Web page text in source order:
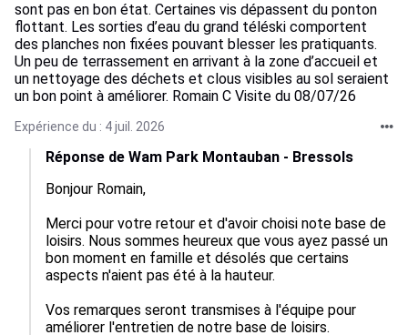
sont pas en bon état. Certaines vis dépassent du ponton
flottant. Les sorties d’eau du grand téléski comportent
des planches non fixées pouvant blesser les pratiquants.
Un peu de terrassement en arrivant à la zone d’accueil et
un nettoyage des déchets et clous visibles au sol seraient
un bon point à améliorer. Romain C Visite du 08/07/26
Expérience du : 4 juil. 2026
Réponse de Wam Park Montauban - Bressols
Bonjour Romain,
Merci pour votre retour et d'avoir choisi note base de
loisirs. Nous sommes heureux que vous ayez passé un
bon moment en famille et désolés que certains
aspects n'aient pas été à la hauteur.
Vos remarques seront transmises à l'équipe pour
améliorer l'entretien de notre base de loisirs.